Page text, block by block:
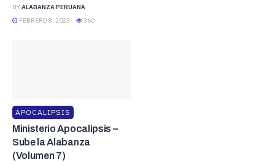
BY ALABANZA PERUANA
FEBRERO 8, 2023
360
APOCALIPSIS
Ministerio Apocalipsis –
Sube la Alabanza
(Volumen 7)